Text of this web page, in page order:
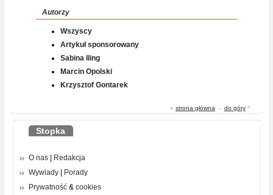
Autorzy
Wszyscy
Artykuł sponsorowany
Sabina Iling
Marcin Opolski
Krzysztof Gontarek
« strona główna - do góry ^
Stopka
O nas
Redakcja
Wywiady
Porady
Prywatność & cookies